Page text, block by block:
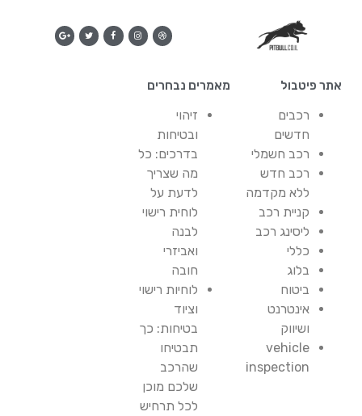
אתר פיטבול
רכבים
חדשים
רכב חשמלי
רכב חדש
ללא מקדמה
קניית רכב
ליסינג רכב
כללי
בלוג
ביטוח
אינטרנט
ושיווק
vehicle
inspection
מאמרים נבחרים
זיהוי
ובטיחות
בדרכים: כל
מה שצריך
לדעת על
לוחית רישוי
לבנה
ואביזרי
חובה
לוחיות רישוי
וציוד
בטיחות: כך
תבטיחו
שהרכב
שלכם מוכן
לכל תרחיש